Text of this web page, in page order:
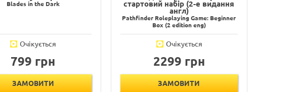
Blades in the Dark
Очікується
799 грн
ЗАМОВИТИ
стартовий набір (2-е видання
англ)
Pathfinder Roleplaying Game: Beginner
Box (2 edition eng)
Очікується
2299 грн
ЗАМОВИТИ